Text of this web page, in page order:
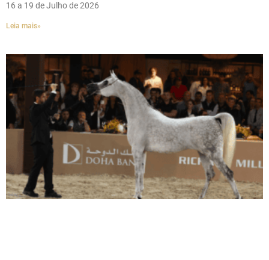
16 a 19 de Julho de 2026
Leia mais»